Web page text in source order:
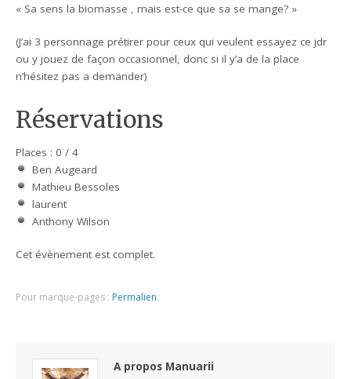
« Sa sens la biomasse , mais est-ce que sa se mange? »
(J’ai 3 personnage prétirer pour ceux qui veulent essayez ce jdr
ou y jouez de façon occasionnel, donc si il y’a de la place
n’hésitez pas a demander)
Réservations
Places : 0 / 4
Ben Augeard
Mathieu Bessoles
laurent
Anthony Wilson
Cet évènement est complet.
Pour marque-pages : Permalien.
A propos Manuarii